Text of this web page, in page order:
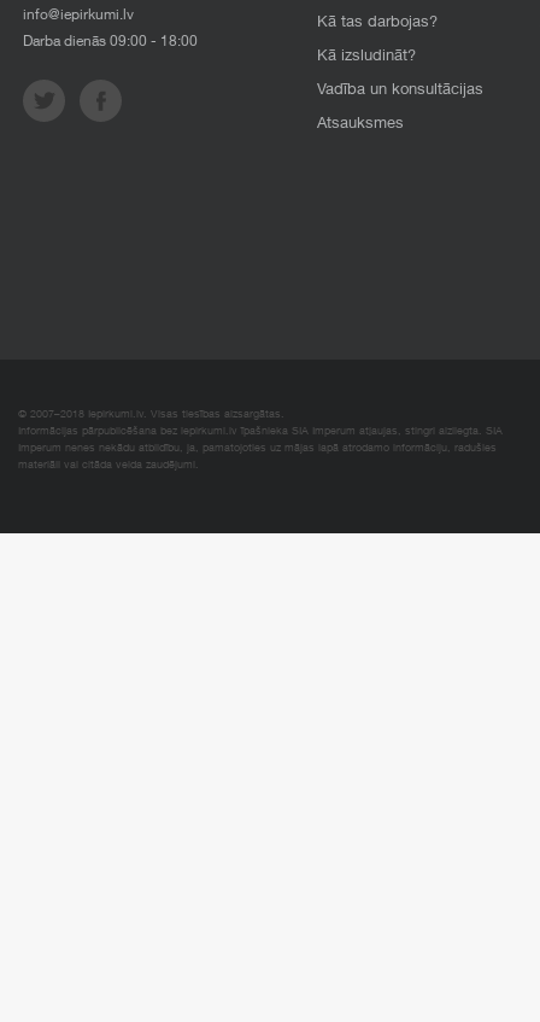
info@iepirkumi.lv
Darba dienās 09:00 - 18:00
Kā tas darbojas?
Kā izsludināt?
Vadība un konsultācijas
Atsauksmes
© 2007–2018 Iepirkumi.lv. Visas tiesības aizsargātas.
Informācijas pārpublicēšana bez iepirkumi.lv īpašnieka SIA Imperum atļaujas, stingri aizliegta. SIA
Imperum nenes nekādu atbildību, ja, pamatojoties uz mājas lapā atrodamo informāciju, radušies
materiāli vai citāda veida zaudējumi.